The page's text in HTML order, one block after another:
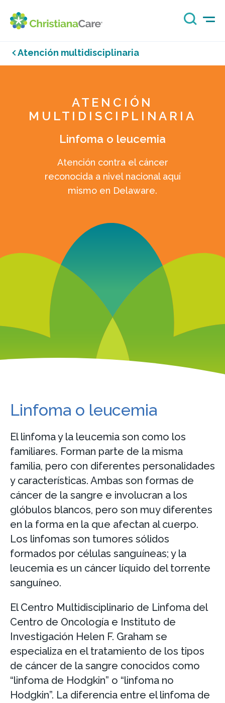
Atención multidisciplinaria
ATENCIÓN
MULTIDISCIPLINARIA
Linfoma o leucemia
Atención contra el cáncer
reconocida a nivel nacional aquí
mismo en Delaware.
Linfoma o leucemia
El linfoma y la leucemia son como los
familiares. Forman parte de la misma
familia, pero con diferentes personalidades
y características. Ambas son formas de
cáncer de la sangre e involucran a los
glóbulos blancos, pero son muy diferentes
en la forma en la que afectan al cuerpo.
Los linfomas son tumores sólidos
formados por células sanguíneas; y la
leucemia es un cáncer líquido del torrente
sanguíneo.
El Centro Multidisciplinario de Linfoma del
Centro de Oncología e Instituto de
Investigación Helen F. Graham se
especializa en el tratamiento de los tipos
de cáncer de la sangre conocidos como
“linfoma de Hodgkin” o “linfoma no
Hodgkin”. La diferencia entre el linfoma de